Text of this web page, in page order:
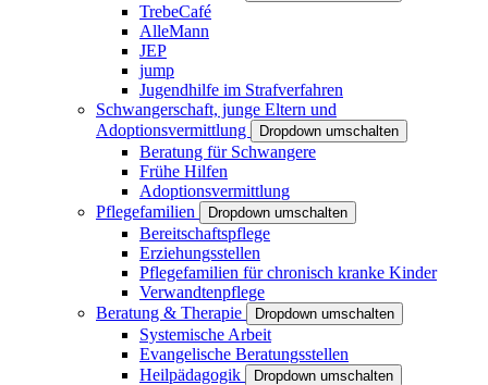
TrebeCafé
AlleMann
JEP
jump
Jugendhilfe im Strafverfahren
Schwangerschaft, junge Eltern und
Adoptionsvermittlung
Dropdown umschalten
Beratung für Schwangere
Frühe Hilfen
Adoptionsvermittlung
Pflegefamilien
Dropdown umschalten
Bereitschaftspflege
Erziehungsstellen
Pflegefamilien für chronisch kranke Kinder
Verwandtenpflege
Beratung & Therapie
Dropdown umschalten
Systemische Arbeit
Evangelische Beratungsstellen
Heilpädagogik
Dropdown umschalten